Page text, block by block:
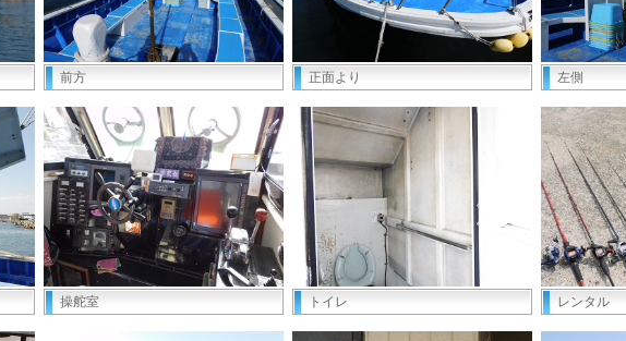
前方 正面より 左側
操舵室 トイレ レンタル